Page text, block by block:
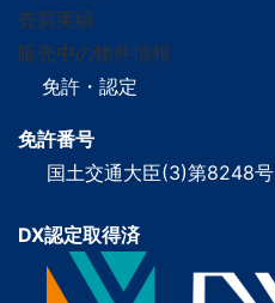
売買実績
販売中の物件情報
免許・認定
免許番号
国土交通大臣(3)第8248号
DX認定取得済